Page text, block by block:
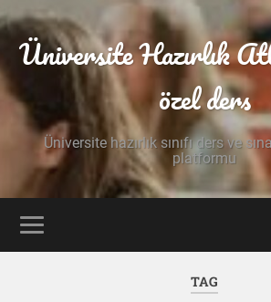
Üniversite Hazırlık
özel ders
Üniversite hazırlık sınıfı ders ve
platformu
TAG